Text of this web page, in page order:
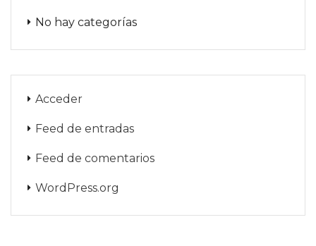
No hay categorías
Acceder
Feed de entradas
Feed de comentarios
WordPress.org